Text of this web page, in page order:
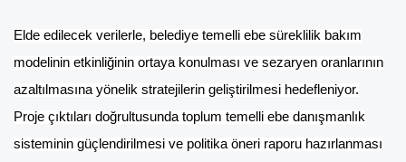
Elde edilecek verilerle, belediye temelli ebe süreklilik bakım
modelinin etkinliğinin ortaya konulması ve sezaryen oranlarının
azaltılmasına yönelik stratejilerin geliştirilmesi hedefleniyor.
Proje çıktıları doğrultusunda toplum temelli ebe danışmanlık
sisteminin güçlendirilmesi ve politika öneri raporu hazırlanması